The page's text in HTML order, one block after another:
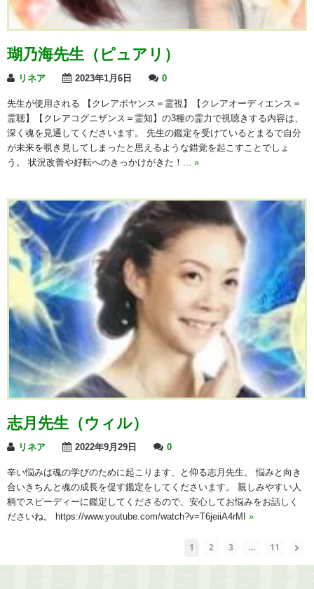
瑚乃海先生（ピュアリ）
リネア 2023年1月6日 0
先生が使用される 【クレアボヤンス＝霊視】【クレアオーディエンス＝
霊聴】【クレアコグニザンス＝霊知】の3種の霊力で視聴きする内容は、
深く魂を見通してくださいます。 先生の鑑定を受けているとまるで自分
が未来を覗き見してしまったと思えるような錯覚を起こすことでしょ
う。 状況改善や好転へのきっかけがきた！... »
志月先生（ウィル）
リネア 2022年9月29日 0
辛い悩みは魂の学びのために起こります、と仰る志月先生。 悩みと向き
合いきちんと魂の成長を促す鑑定をしてくださいます。 親しみやすい人
柄でスピーディーに鑑定してくださるので、安心してお悩みをお話しく
ださいね。 https://www.youtube.com/watch?v=T6jeiiA4rMI »
1 2 3 … 11